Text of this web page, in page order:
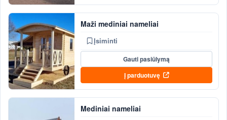
Maži mediniai nameliai
Įsiminti
Gauti pasiūlymą
Į parduotuvę
Mediniai nameliai